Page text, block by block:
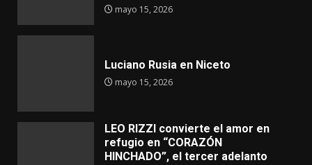
mayo 15, 2026
Luciano Rusia en Niceto
mayo 15, 2026
LEO RIZZI convierte el amor en
refugio en “CORAZÓN
HINCHADO”, el tercer adelanto